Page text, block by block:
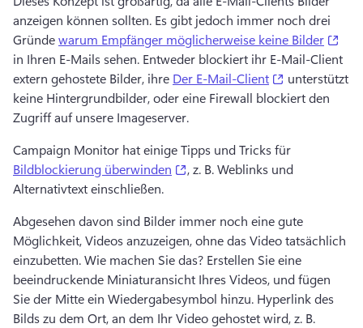
anzeigen können sollten. Es gibt jedoch immer noch drei
Gründe warum Empfänger möglicherweise keine Bilder
in Ihren E-Mails sehen. Entweder blockiert ihr E-Mail-Client
extern gehostete Bilder, ihre Der E-Mail-Client (opens in a
unterstützt
keine Hintergrundbilder, oder eine Firewall blockiert den
Zugriff auf unsere Imageserver.
Campaign Monitor hat einige Tipps und Tricks für
Bildblockierung überwinden
(opens in a new tab)
, z. B. Weblinks und
Alternativtext einschließen.
Abgesehen davon sind Bilder immer noch eine gute
Möglichkeit, Videos anzuzeigen, ohne das Video tatsächlich
einzubetten. Wie machen Sie das? Erstellen Sie eine
beeindruckende Miniaturansicht Ihres Videos, und fügen
Sie der Mitte ein Wiedergabesymbol hinzu. Hyperlink des